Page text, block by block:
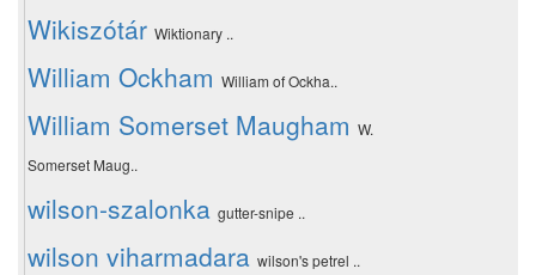
Wikiszótár Wiktionary ..
William Ockham William of Ockha..
William Somerset Maugham W.
Somerset Maug..
wilson-szalonka gutter-snipe ..
wilson viharmadara wilson's petrel ..